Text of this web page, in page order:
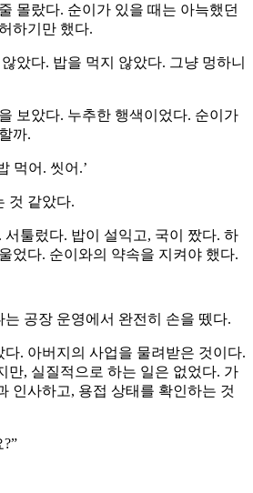
몰랐다. 순이가 있을 때는 아늑했던
하기만 했다.
았다. 밥을 먹지 않았다. 그냥 멍하니
보았다. 누추한 행색이었다. 순이가
까.
먹어. 씻어.’
것 같았다.
서툴렀다. 밥이 설익고, 국이 짰다. 하
었다. 순이와의 약속을 지켜야 했다.
는 공장 운영에서 완전히 손을 뗐다.
. 아버지의 사업을 물려받은 것이다.
만, 실질적으로 하는 일은 없었다. 가
인사하고, 용접 상태를 확인하는 것